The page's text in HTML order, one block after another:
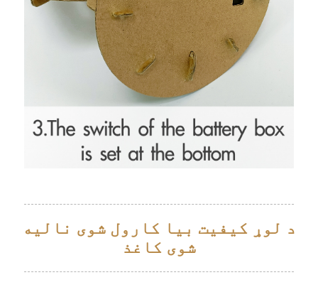
د لوړ کیفیت بیا کارول شوی نالیه
شوی کاغذ